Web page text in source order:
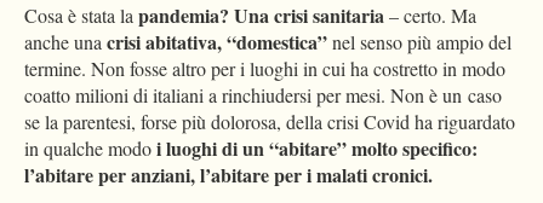
Cosa è stata la pandemia? Una crisi sanitaria– certo. Ma
anche una crisi abitativa, “domestica”nel senso più ampio del
termine. Non fosse altro per i luoghi in cui ha costretto in modo
coatto milioni di italiani a rinchiudersi per mesi. Non è un caso
se la parentesi, forse più dolorosa, della crisi Covid ha riguardato
in qualche modoi luoghi di un “abitare” molto specifico:
l’abitare per anziani, l’abitare per i malati cronici.